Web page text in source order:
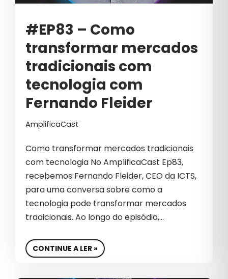
EDUCAÇÃO
EMPREENDEDOR
EMPREENDER
EQUIPE DE VENDA
EQUIPE DE VENDAS
EQUIPES DE VENDAS
ESG
ESTRATÉGIA DIGITAL
#EP83 – Como
transformar mercados
tradicionais com
tecnologia com
Fernando Fleider
AmplificaCast
Como transformar mercados tradicionais
com tecnologia No AmplificaCast Ep83,
recebemos Fernando Fleider, CEO da ICTS,
para uma conversa sobre como a
tecnologia pode transformar mercados
tradicionais. Ao longo do episódio,…
CONTINUE A LER »